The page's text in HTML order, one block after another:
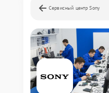
Сервисный центр Sony